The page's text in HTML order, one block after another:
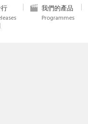
我們的產品
Programmes